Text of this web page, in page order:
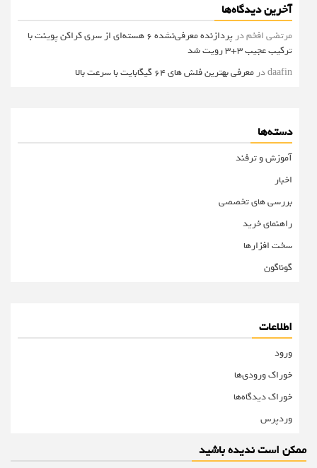
آخرین دیدگاه‌ها
مرتضی افخمدر
پردازنده معرفی‌نشده 6 هسته‌ای از سری کراکن پوینت با
ترکیب عجیب 3+3 رویت شد
daafinدر معرفی بهترین فلش های 64 گیگابایت با سرعت بالا
دسته‌ها
آموزش و ترفند
اخبار
بررسی های تخصصی
راهنمای خرید
سخت افزارها
گوناگون
اطلاعات
ورود
خوراک ورودی‌ها
خوراک دیدگاه‌ها
وردپرس
ممکن است ندیده باشید